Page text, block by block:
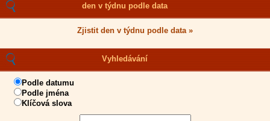
den v týdnu podle data
Zjistit den v týdnu podle data »
Vyhledávání
Podle datumu
Podle jména
Klíčová slova